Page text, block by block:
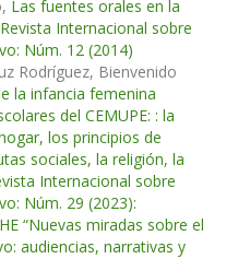
Las fuentes orales en la
Internacional sobre
Núm. 12 (2014)
Rodríguez, Bienvenido
la infancia femenina
del CEMUPE: : la
los principios de
sociales, la religión, la
Internacional sobre
Núm. 29 (2023):
“Nuevas miradas sobre el
audiencias, narrativas y